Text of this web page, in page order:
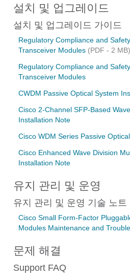
설치 및 업그레이드
설치 및 업그레이드 가이드
Regulatory Compliance and
Transceiver Modules (PDF - 2 MB)
Regulatory Compliance and
Transceiver Modules
CWDM Passive Optical System
Cisco 2-Channel SFP-Based
Installation Note
Cisco WDM Series Passive
Cisco Enhanced Wave Division
Installation Note
유지 관리 및 운영
유지 관리 및 운영 기술 노트
Cisco Small Form-Factor
Modules Maintenance and
문제 해결
Support FAQ